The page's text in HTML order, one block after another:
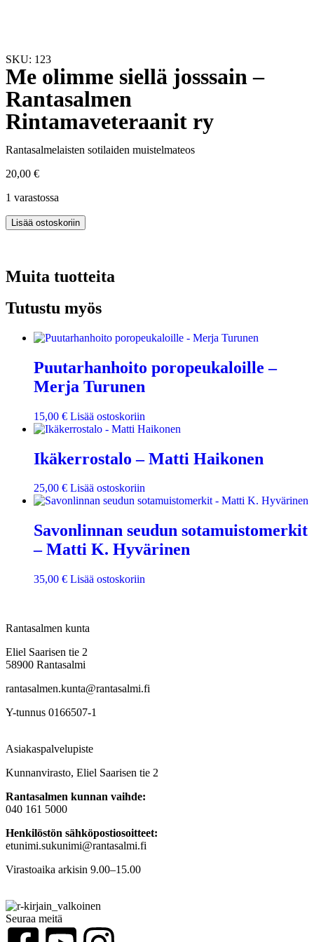
SKU: 123
Me olimme siellä josssain –
Rantasalmen
Rintamaveteraanit ry
Rantasalmelaisten sotilaiden muistelmateos
20,00 €
1 varastossa
Lisää ostoskoriin
Muita tuotteita
Tutustu myös
Puutarhanhoito poropeukaloille –
Merja Turunen
15,00 € Lisää ostoskoriin
Ikäkerrostalo – Matti Haikonen
25,00 € Lisää ostoskoriin
Savonlinnan seudun sotamuistomerkit
– Matti K. Hyvärinen
35,00 € Lisää ostoskoriin
Rantasalmen kunta
Eliel Saarisen tie 2
58900 Rantasalmi
rantasalmen.kunta@rantasalmi.fi
Y-tunnus 0166507-1
Asiakaspalvelupiste
Kunnanvirasto, Eliel Saarisen tie 2
Rantasalmen kunnan vaihde:
040 161 5000
Henkilöstön sähköpostiosoitteet:
etunimi.sukunimi@rantasalmi.fi
Virastoaika arkisin 9.00–15.00
Seuraa meitä